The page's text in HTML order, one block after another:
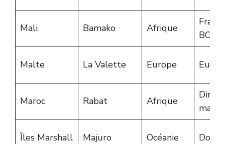
Mali Bamako Afrique
Franc
Malte La Valette Europe Euro
Maroc Rabat Afrique
Îles Marshall Majuro Océanie